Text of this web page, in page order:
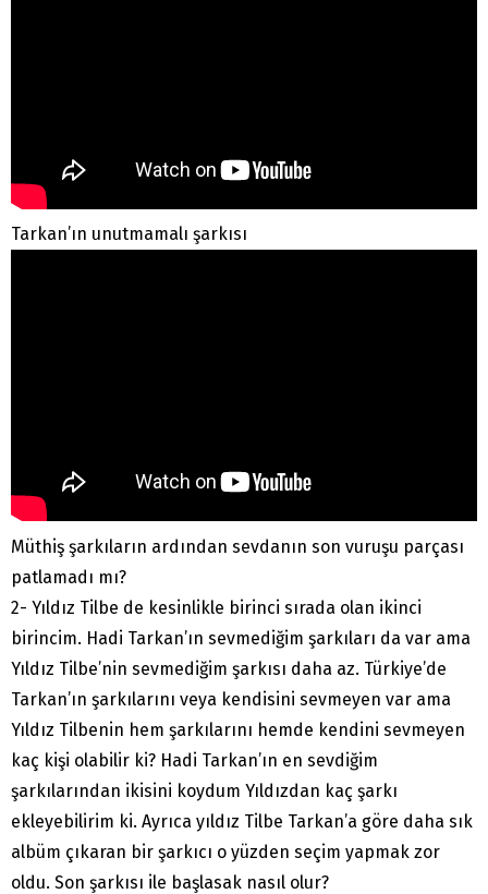
Tarkan’ın unutmamalı şarkısı
Müthiş şarkıların ardından sevdanın son vuruşu parçası
patlamadı mı?
2- Yıldız Tilbe de kesinlikle birinci sırada olan ikinci
birincim. Hadi Tarkan’ın sevmediğim şarkıları da var ama
Yıldız Tilbe’nin sevmediğim şarkısı daha az. Türkiye’de
Tarkan’ın şarkılarını veya kendisini sevmeyen var ama
Yıldız Tilbenin hem şarkılarını hemde kendini sevmeyen
kaç kişi olabilir ki? Hadi Tarkan’ın en sevdiğim
şarkılarından ikisini koydum Yıldızdan kaç şarkı
ekleyebilirim ki. Ayrıca yıldız Tilbe Tarkan’a göre daha sık
albüm çıkaran bir şarkıcı o yüzden seçim yapmak zor
oldu. Son şarkısı ile başlasak nasıl olur?